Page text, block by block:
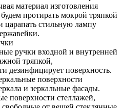
материал изготовления
протирать мокрой тряпкой
царапать стильную лампу
ручки входной и внутренней
тряпкой,
дезинфицирует поверхность.
поверхности
и зеркальные фасады.
поверхности стеллажей,